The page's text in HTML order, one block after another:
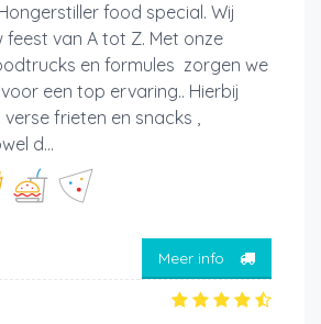
food special. Wij
van A tot Z. Met onze
en formules zorgen we
een top ervaring.. Hierbij
verse frieten en snacks ,
d...
Meer info